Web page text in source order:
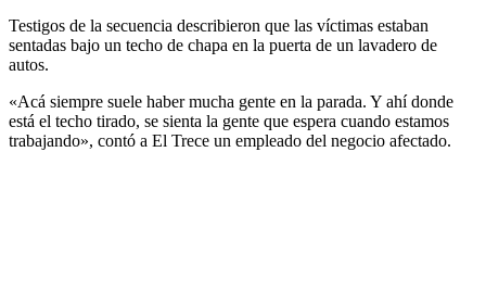
Testigos de la secuencia describieron que las víctimas estaban
sentadas bajo un techo de chapa en la puerta de un lavadero de
autos.
«Acá siempre suele haber mucha gente en la parada. Y ahí donde
está el techo tirado, se sienta la gente que espera cuando estamos
trabajando», contó a El Trece un empleado del negocio afectado.